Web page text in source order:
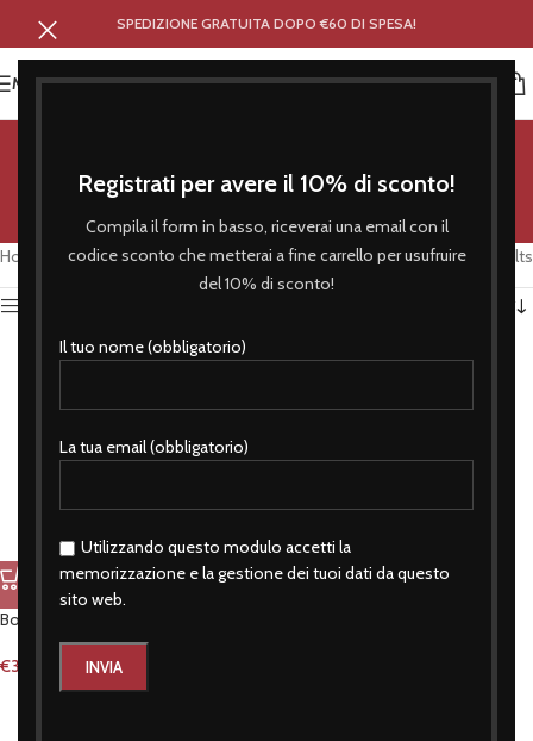
Registrati per avere il 10% di sconto!
Compila il form in basso, riceverai una email con il
codice sconto che metterai a fine carrello per usufruire
del 10% di sconto!
Il tuo nome (obbligatorio)
La tua email (obbligatorio)
Utilizzando questo modulo accetti la
memorizzazione e la gestione dei tuoi dati da questo
sito web.
SPEDIZIONE GRATUITA DOPO €60 DI SPESA!
MENU
Borse
Home Accessori/Borse Showing all 3 results
Borsa nera
€34,90